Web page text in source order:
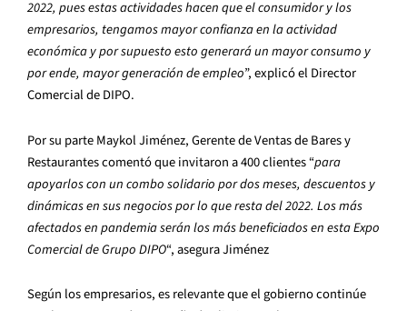
2022, pues estas actividades hacen que el consumidor y los
empresarios, tengamos mayor confianza en la actividad
económica y por supuesto esto generará un mayor consumo y
por ende, mayor generación de empleo”, explicó el Director
Comercial de DIPO.
Por su parte Maykol Jiménez, Gerente de Ventas de Bares y
Restaurantes comentó que invitaron a 400 clientes “para
apoyarlos con un combo solidario por dos meses, descuentos y
dinámicas en sus negocios por lo que resta del 2022. Los más
afectados en pandemia serán los más beneficiados en esta Expo
Comercial de Grupo DIPO“, asegura Jiménez
Según los empresarios, es relevante que el gobierno continúe